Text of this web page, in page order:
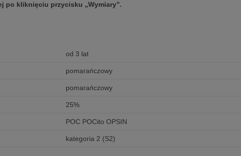
po kliknięciu przycisku „Wymiary”.
od 3 lat
pomarańczowy
pomarańczowy
25%
POC POCito OPSIN
kategoria 2 (S2)